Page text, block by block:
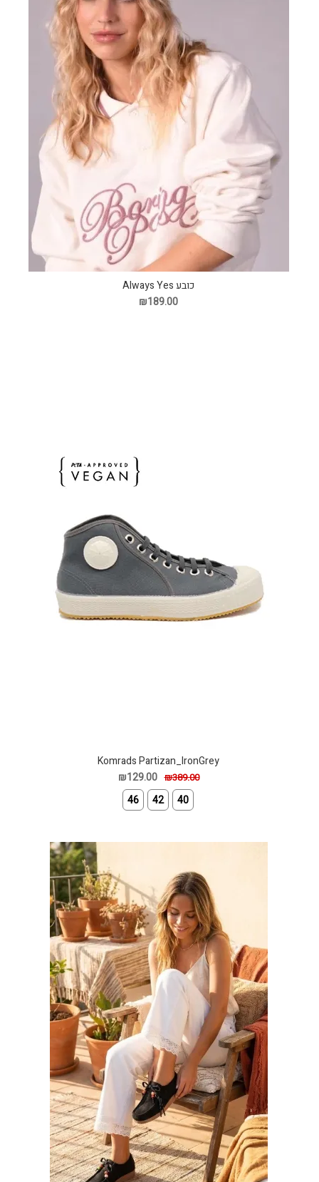
כובע Always Yes
₪189.00
Komrads Partizan_IronGrey
₪389.00
₪129.00
40
42
46